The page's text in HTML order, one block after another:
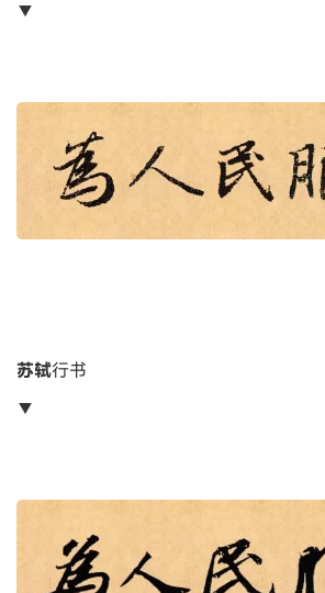
▼
苏轼行书
▼